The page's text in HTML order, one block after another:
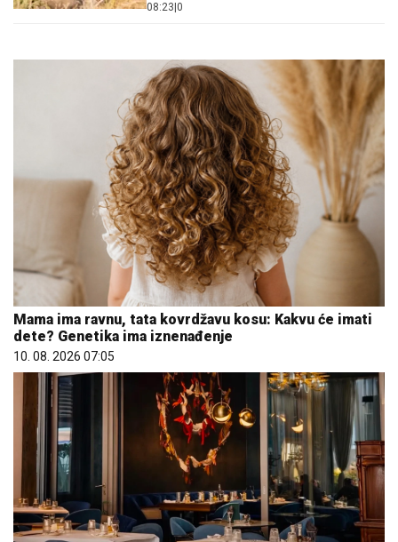
08:23 0
Mama ima ravnu, tata kovrdžavu kosu: Kakvu će imati
dete? Genetika ima iznenađenje
10. 08. 2026 07:05